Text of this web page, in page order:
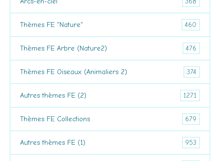
Thèmes FE "Nature" 460
Thèmes FE Arbre (Nature2) 476
Thèmes FE Oiseaux (Animaliers 2) 374
Autres thèmes FE (2) 1271
Thèmes FE Collections 679
Autres thèmes FE (1) 953